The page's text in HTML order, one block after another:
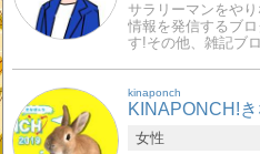
サラリーマンをや
情報を発信するブ
す!その他、雑記ブ
kinaponch
KINAPONCH!
女性